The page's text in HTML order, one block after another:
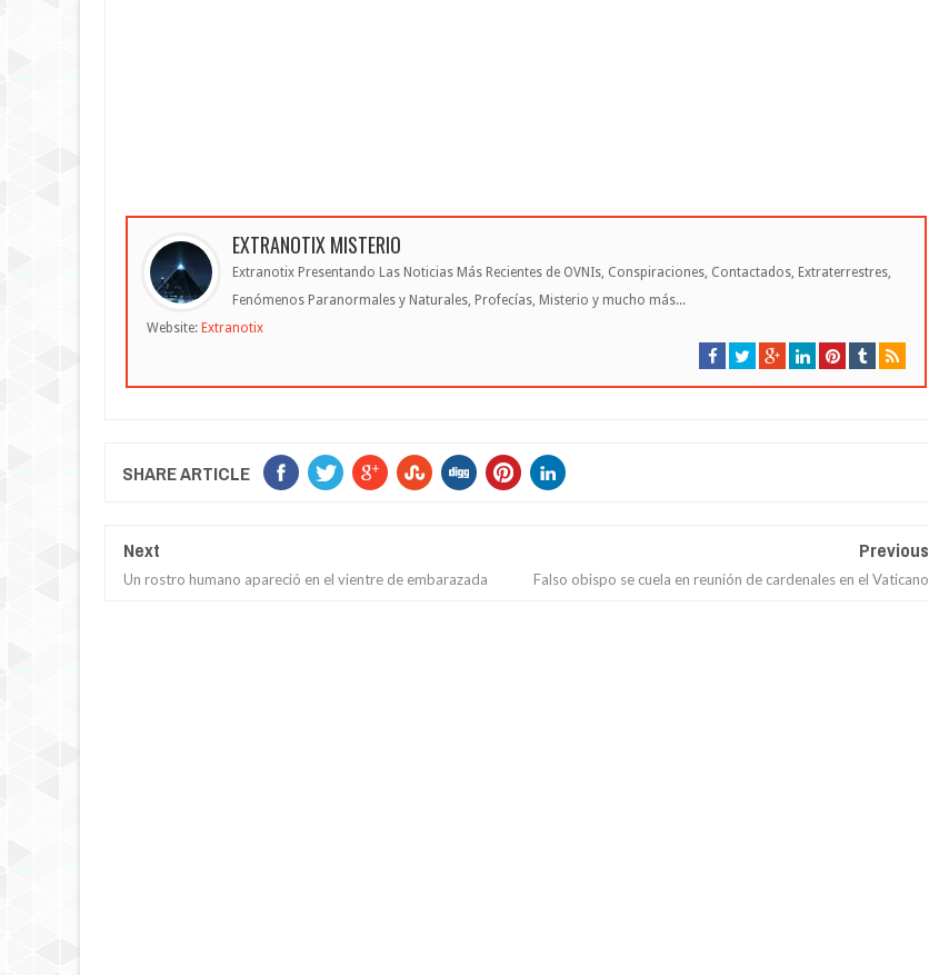
EXTRANOTIX MISTERIO
Extranotix Presentando Las Noticias Más Recientes de OVNIs, Conspiraciones, Contactados, Extraterrestres,
Fenómenos Paranormales y Naturales, Profecías, Misterio y mucho más...
Website: Extranotix
SHARE ARTICLE
Next
Un rostro humano apareció en el vientre de embarazada
Previous
Falso obispo se cuela en reunión de cardenales en el Vaticano